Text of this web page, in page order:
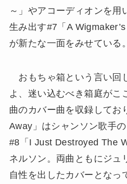
～」やアコーディオンを用
生み出す#7「A
が新たな一面をみせている。
おもちゃ箱という言い回
よ、迷い込むべき箱庭がこ
曲のカバー曲を収録してお
Away」はシャンソン歌手の
#8「I Just Destroyed The
ネルソン。両曲ともにジュ
自性を出したカバーとなっ